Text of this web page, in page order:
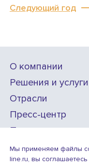
Следующий год
О компании
Решения и услуги
Отрасли
Пресс-центр
Проекты
Карьера
Мы применяем файлы
line.ru, вы соглашаетесь